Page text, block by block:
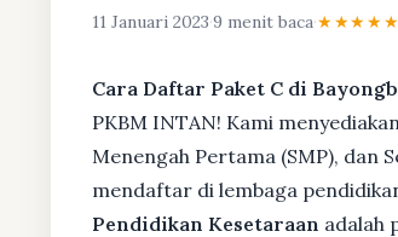
11 Januari 2023·9 menit baca·★★★★★
Cara Daftar Paket C di
PKBM INTAN! Kami
Menengah Pertama (SMP), dan
mendaftar di lembaga
Pendidikan Kesetaraan adalah